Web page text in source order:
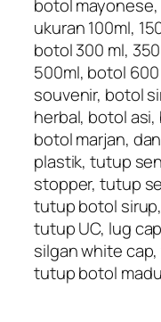
botol
ukuran 100ml,
botol 300 ml,
500ml, botol
souvenir, botol
herbal, botol
botol marjan,
plastik, tutup
stopper, tutup
tutup botol
tutup UC, lug
silgan white
tutup botol